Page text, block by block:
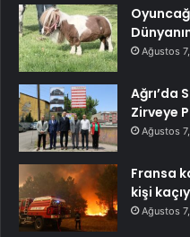
Ağustos
Ağrı’da
Zirveye
Ağustos
Fransa
kişi
Ağustos